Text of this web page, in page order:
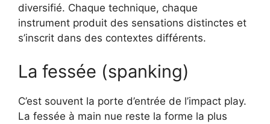
diversifié. Chaque technique, chaque
instrument produit des sensations distinctes et
s’inscrit dans des contextes différents.
La fessée (spanking)
C’est souvent la porte d’entrée de l’impact play.
La fessée à main nue reste la forme la plus